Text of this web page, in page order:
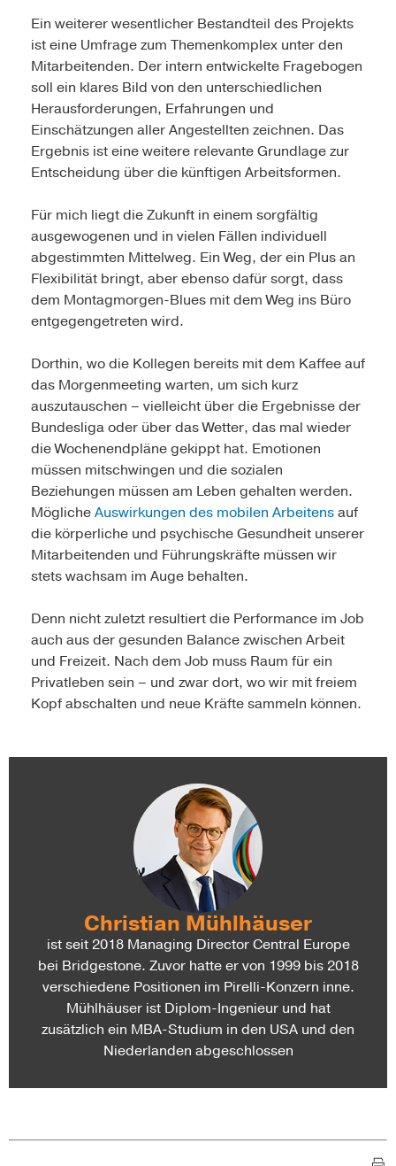
Ein weiterer wesentlicher Bestandteil des Projekts
ist eine Umfrage zum Themenkomplex unter den
Mitarbeitenden. Der intern entwickelte Fragebogen
soll ein klares Bild von den unterschiedlichen
Herausforderungen, Erfahrungen und
Einschätzungen aller Angestellten zeichnen. Das
Ergebnis ist eine weitere relevante Grundlage zur
Entscheidung über die künftigen Arbeitsformen.
Für mich liegt die Zukunft in einem sorgfältig
ausgewogenen und in vielen Fällen individuell
abgestimmten Mittelweg. Ein Weg, der ein Plus an
Flexibilität bringt, aber ebenso dafür sorgt, dass
dem Montagmorgen-Blues mit dem Weg ins Büro
entgegengetreten wird.
Dorthin, wo die Kollegen bereits mit dem Kaffee auf
das Morgenmeeting warten, um sich kurz
auszutauschen – vielleicht über die Ergebnisse der
Bundesliga oder über das Wetter, das mal wieder
die Wochenendpläne gekippt hat. Emotionen
müssen mitschwingen und die sozialen
Beziehungen müssen am Leben gehalten werden.
MöglicheAuswirkungen des mobilen Arbeitensauf
die körperliche und psychische Gesundheit unserer
Mitarbeitenden und Führungskräfte müssen wir
stets wachsam im Auge behalten.
Denn nicht zuletzt resultiert die Performance im Job
auch aus der gesunden Balance zwischen Arbeit
und Freizeit. Nach dem Job muss Raum für ein
Privatleben sein – und zwar dort, wo wir mit freiem
Kopf abschalten und neue Kräfte sammeln können.
Christian Mühlhäuser
ist seit 2018 Managing Director Central Europe
bei Bridgestone. Zuvor hatte er von 1999 bis 2018
verschiedene Positionen im Pirelli-Konzern inne.
Mühlhäuser ist Diplom-Ingenieur und hat
zusätzlich ein MBA-Studium in den USA und den
Niederlanden abgeschlossen